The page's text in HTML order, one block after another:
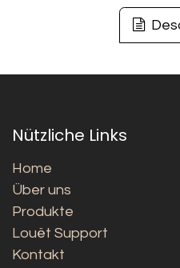
Nützliche Links
Home
Über uns
Produkte
Louët Support
Kontakt